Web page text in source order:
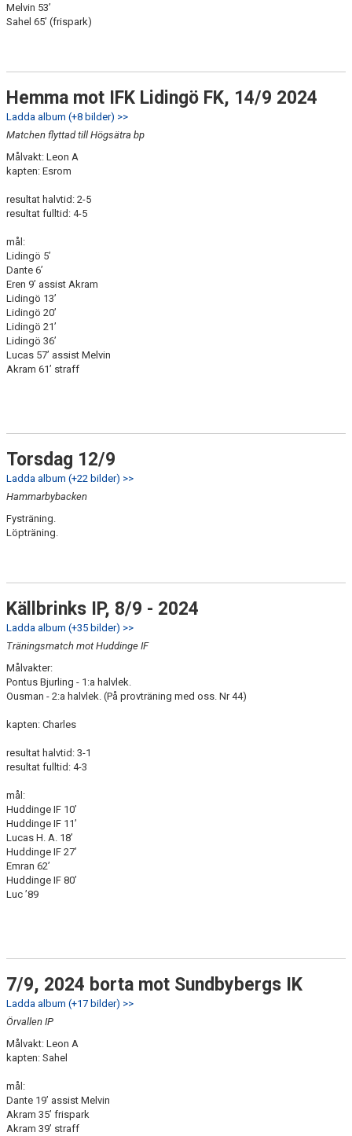
Melvin 53’
Sahel 65’ (frispark)
Hemma mot IFK Lidingö FK, 14/9 2024
Ladda album (+8 bilder) >>
Matchen flyttad till Högsätra bp
Målvakt: Leon A
kapten: Esrom
resultat halvtid: 2-5
resultat fulltid: 4-5
mål:
Lidingö 5’
Dante 6’
Eren 9’ assist Akram
Lidingö 13’
Lidingö 20’
Lidingö 21’
Lidingö 36’
Lucas 57’ assist Melvin
Akram 61’ straff
Torsdag 12/9
Ladda album (+22 bilder) >>
Hammarbybacken
Fysträning.
Löpträning.
Källbrinks IP, 8/9 - 2024
Ladda album (+35 bilder) >>
Träningsmatch mot Huddinge IF
Målvakter:
Pontus Bjurling - 1:a halvlek.
Ousman - 2:a halvlek. (På provträning med oss. Nr 44)
kapten: Charles
resultat halvtid: 3-1
resultat fulltid: 4-3
mål:
Huddinge IF 10’
Huddinge IF 11’
Lucas H. A. 18’
Huddinge IF 27’
Emran 62’
Huddinge IF 80’
Luc ’89
7/9, 2024 borta mot Sundbybergs IK
Ladda album (+17 bilder) >>
Örvallen IP
Målvakt: Leon A
kapten: Sahel
mål:
Dante 19’ assist Melvin
Akram 35’ frispark
Akram 39’ straff